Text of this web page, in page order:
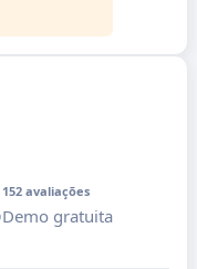
152 avaliações
Demo gratuita